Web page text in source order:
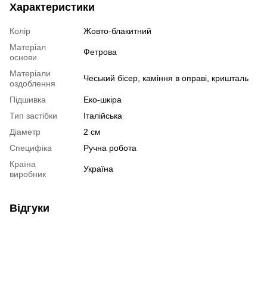
Характеристики
Колір
Жовто-блакитний
Матеріал
основи
Фетрова
Матеріали
оздоблення
Чеський бісер, каміння в оправі, кришталь
Підшивка
Еко-шкіра
Тип застібки
Італійська
Діаметр
2 см
Специфіка
Ручна робота
Країна
виробник
Україна
Відгуки